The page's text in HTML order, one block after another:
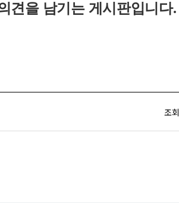
견을 남기는 게시판입니다.
조회